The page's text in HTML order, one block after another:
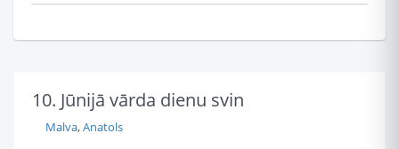
10. Jūnijā vārda dienu svin
Malva,Anatols